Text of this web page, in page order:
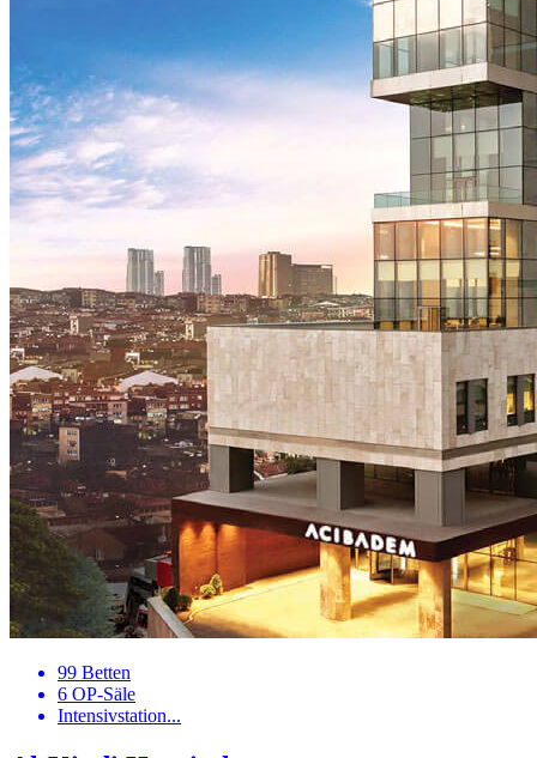
99 Betten
6 OP-Säle
Intensivstation...